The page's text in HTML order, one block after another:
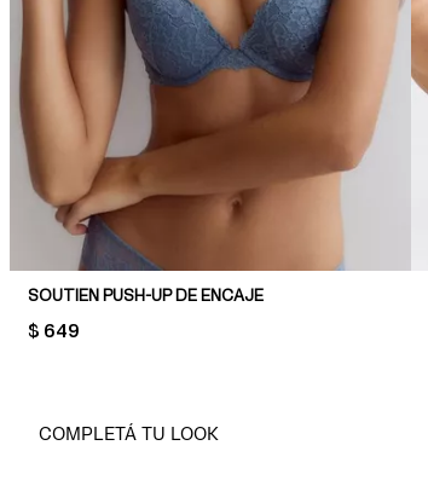
SOUTIEN PUSH-UP DE ENCAJE
PRICE:
$ 649
COMPLETÁ TU LOOK